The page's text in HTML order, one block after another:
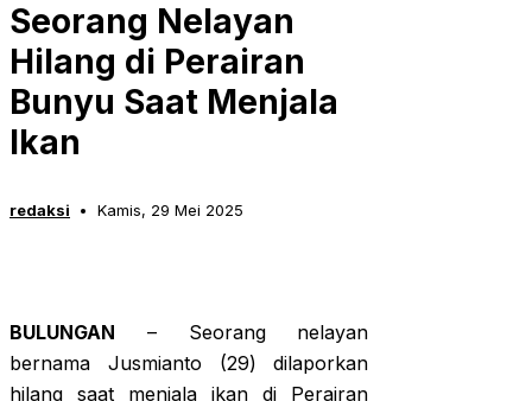
Seorang Nelayan
Hilang di Perairan
Bunyu Saat Menjala
Ikan
redaksi Kamis, 29 Mei 2025
BULUNGAN – Seorang nelayan
bernama Jusmianto (29) dilaporkan
hilang saat menjala ikan di Perairan